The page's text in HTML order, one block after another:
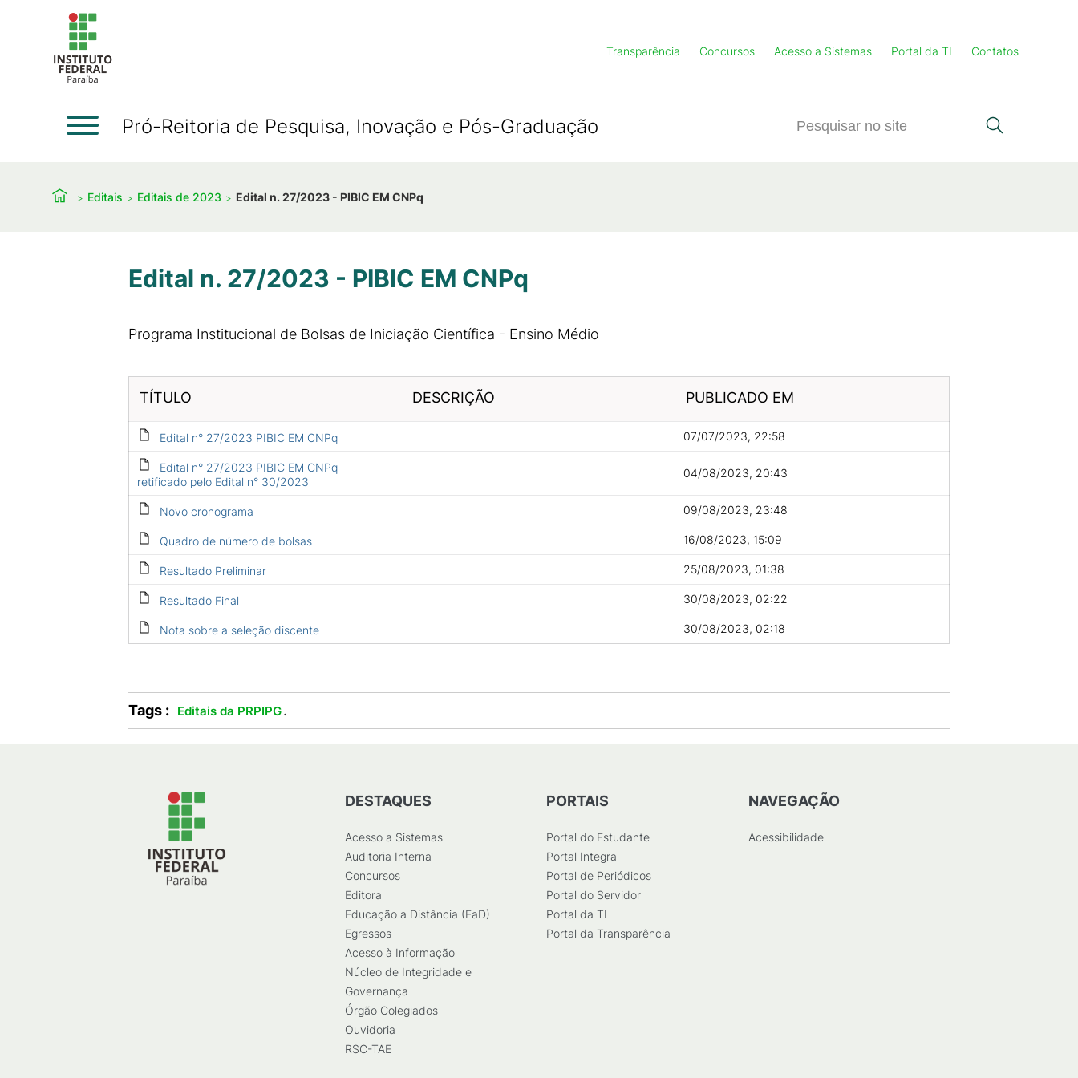
Transparência Concursos Acesso a Sistemas Portal da TI Contatos
Pró-Reitoria de Pesquisa, Inovação e Pós-Graduação
Editais Editais de 2023 Edital n. 27/2023 - PIBIC EM CNPq
Edital n. 27/2023 - PIBIC EM CNPq
Programa Institucional de Bolsas de Iniciação Científica - Ensino Médio
TÍTULO DESCRIÇÃO PUBLICADO EM
Edital n° 27/2023 PIBIC EM CNPq 07/07/2023, 22:58
Edital n° 27/2023 PIBIC EM CNPq
retificado pelo Edital n° 30/2023
04/08/2023, 20:43
Novo cronograma 09/08/2023, 23:48
Quadro de número de bolsas 16/08/2023, 15:09
Resultado Preliminar 25/08/2023, 01:38
Resultado Final 30/08/2023, 02:22
Nota sobre a seleção discente 30/08/2023, 02:18
Tags : Editais da PRPIPG.
DESTAQUES
Acesso a Sistemas
Auditoria Interna
Concursos
Editora
Educação a Distância (EaD)
Egressos
Acesso à Informação
Núcleo de Integridade e
Governança
Órgão Colegiados
Ouvidoria
RSC-TAE
PORTAIS
Portal do Estudante
Portal Integra
Portal de Periódicos
Portal do Servidor
Portal da TI
Portal da Transparência
NAVEGAÇÃO
Acessibilidade